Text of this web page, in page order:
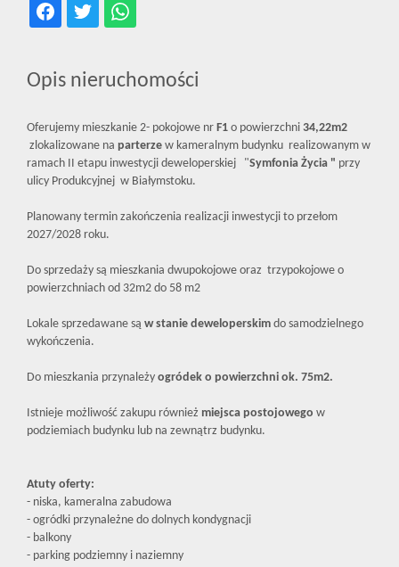
Opis nieruchomości
Oferujemy mieszkanie 2- pokojowe nr F1 o powierzchni 34,22m2
zlokalizowane na parterze w kameralnym budynku realizowanym w
ramach II etapu inwestycji deweloperskiej "Symfonia Życia " przy
ulicy Produkcyjnej w Białymstoku.
Planowany termin zakończenia realizacji inwestycji to przełom
2027/2028 roku.
Do sprzedaży są mieszkania dwupokojowe oraz trzypokojowe o
powierzchniach od 32m2 do 58 m2
Lokale sprzedawane są w stanie deweloperskim do samodzielnego
wykończenia.
Do mieszkania przynależy ogródek o powierzchni ok. 75m2.
Istnieje możliwość zakupu również miejsca postojowego w
podziemiach budynku lub na zewnątrz budynku.
Atuty oferty:
- niska, kameralna zabudowa
- ogródki przynależne do dolnych kondygnacji
- balkony
- parking podziemny i naziemny